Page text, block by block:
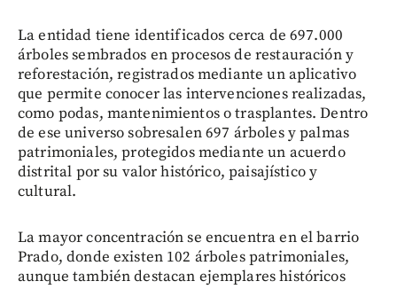
La entidad tiene identificados cerca de 697.000
árboles sembrados en procesos de restauración y
reforestación, registrados mediante un aplicativo
que permite conocer las intervenciones realizadas,
como podas, mantenimientos o trasplantes. Dentro
de ese universo sobresalen 697 árboles y palmas
patrimoniales, protegidos mediante un acuerdo
distrital por su valor histórico, paisajístico y
cultural.
La mayor concentración se encuentra en el barrio
Prado, donde existen 102 árboles patrimoniales,
aunque también destacan ejemplares históricos